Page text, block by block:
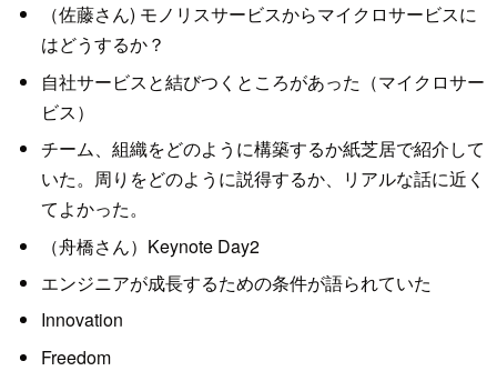
（佐藤さん) モノリスサービスからマイクロサービスに
はどうするか？
自社サービスと結びつくところがあった（マイクロサー
ビス）
チーム、組織をどのように構築するか紙芝居で紹介して
いた。周りをどのように説得するか、リアルな話に近く
てよかった。
（舟橋さん）Keynote Day2
エンジニアが成長するための条件が語られていた
Innovation
Freedom